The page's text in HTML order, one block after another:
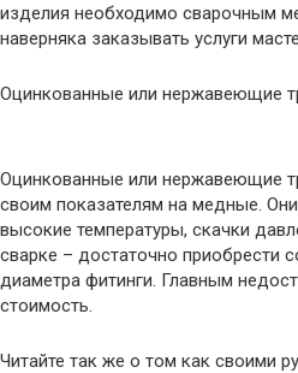
изделия необходимо сварочным
наверняка заказывать услуги
Оцинкованные или нержавеющие
Оцинкованные или нержавеющие
своим показателям на медные.
высокие температуры, скачки
сварке – достаточно приобрести
диаметра фитинги. Главным
стоимость.
Читайте так же о том как своими